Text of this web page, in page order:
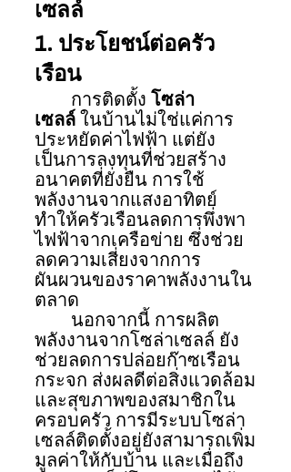
เซลล์
1. ประโยชน์ต่อครัว
เรือน
การติดตั้ง โซล่า
เซลล์ ในบ้านไม่ใช่แค่การ
ประหยัดค่าไฟฟ้า แต่ยัง
เป็นการลงทุนที่ช่วยสร้าง
อนาคตที่ยั่งยืน การใช้
พลังงานจากแสงอาทิตย์
ทำให้ครัวเรือนลดการพึ่งพา
ไฟฟ้าจากเครือข่าย ซึ่งช่วย
ลดความเสี่ยงจากการ
ผันผวนของราคาพลังงานใน
ตลาด
พลังงานจากโซล่าเซลล์ ยัง
ช่วยลดการปล่อยก๊าซเรือน
กระจก ส่งผลดีต่อสิ่งแวดล้อม
และสุขภาพของสมาชิกใน
ครอบครัว การมีระบบโซล่า
เซลล์ติดตั้งอยู่ยังสามารถเพิ่ม
มูลค่าให้กับบ้าน และเมื่อถึง